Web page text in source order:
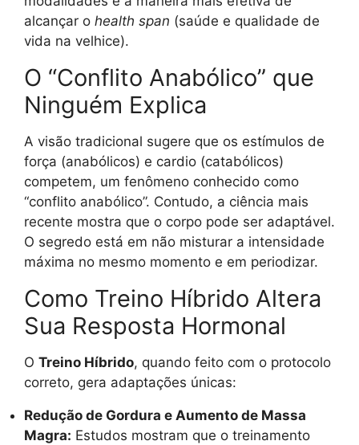
alcançar o health span (saúde e qualidade de
vida na velhice).
O “Conflito Anabólico” que
Ninguém Explica
A visão tradicional sugere que os estímulos de
força (anabólicos) e cardio (catabólicos)
competem, um fenômeno conhecido como
“conflito anabólico”. Contudo, a ciência mais
recente mostra que o corpo pode ser adaptável.
O segredo está em não misturar a intensidade
máxima no mesmo momento e em periodizar.
Como Treino Híbrido Altera
Sua Resposta Hormonal
O Treino Híbrido, quando feito com o protocolo
correto, gera adaptações únicas:
Redução de Gordura e Aumento de Massa
Magra: Estudos mostram que o treinamento